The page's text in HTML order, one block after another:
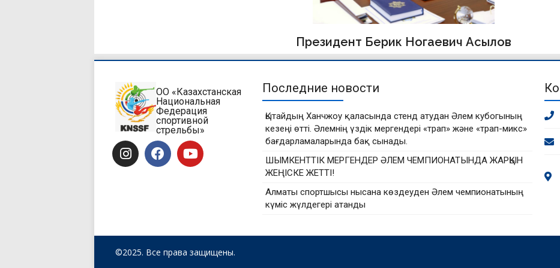
Президент Берик Ногаевич Асылов
ОО «Казахстанская
Национальная
Федерация
спортивной
стрельбы»
Последние новости
Қытайдың Ханчжоу қаласында стенд атудан Әлем кубогының
кезеңі өтті. Әлемнің үздік мергендері «трап» және «трап-микс»
бағдарламаларында бақ сынады.
ШЫМКЕНТТІК МЕРГЕНДЕР ӘЛЕМ ЧЕМПИОНАТЫНДА ЖАРҚЫН
ЖЕҢІСКЕ ЖЕТТІ!
Алматы спортшысы нысана көздеуден Әлем чемпионатының
күміс жүлдегері атанды
©2025. Все права защищены.